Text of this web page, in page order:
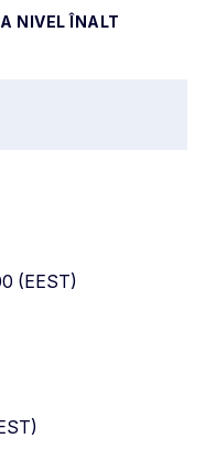
NIVEL ÎNALT
(EEST)